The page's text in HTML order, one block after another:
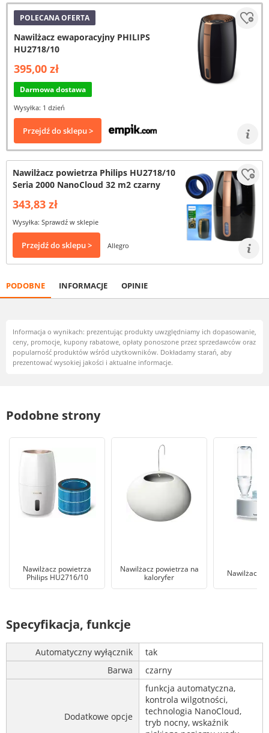
POLECANA OFERTA
Nawilżacz ewaporacyjny PHILIPS
HU2718/10
395,00 zł
Darmowa dostawa
Wysyłka: 1 dzień
Przejdź do sklepu >
Nawilżacz powietrza Philips HU2718/10
Seria 2000 NanoCloud 32 m2 czarny
343,83 zł
Wysyłka: Sprawdź w sklepie
Przejdź do sklepu > Allegro
PODOBNE INFORMACJE OPINIE
Informacja o wynikach: prezentując produkty uwzględniamy ich dopasowanie,
ceny, promocje, kupony rabatowe, opłaty ponoszone przez sprzedawców oraz
popularność produktów wśród użytkowników. Dokładamy starań, aby
prezentować wysokiej jakości i aktualne informacje.
Podobne strony
Nawilżacz powietrza
Philips HU2716/10
Nawilżacz powietrza na
kaloryfer
Nawilżacz
Specyfikacja, funkcje
Automatyczny wyłącznik
tak
Barwa
czarny
Dodatkowe opcje
funkcja automatyczna,
kontrola wilgotności,
technologia NanoCloud,
tryb nocny, wskaźnik